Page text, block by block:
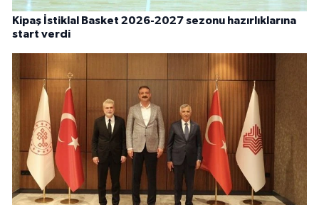
Kipaş İstiklal Basket 2026-2027 sezonu hazırlıklarına
start verdi